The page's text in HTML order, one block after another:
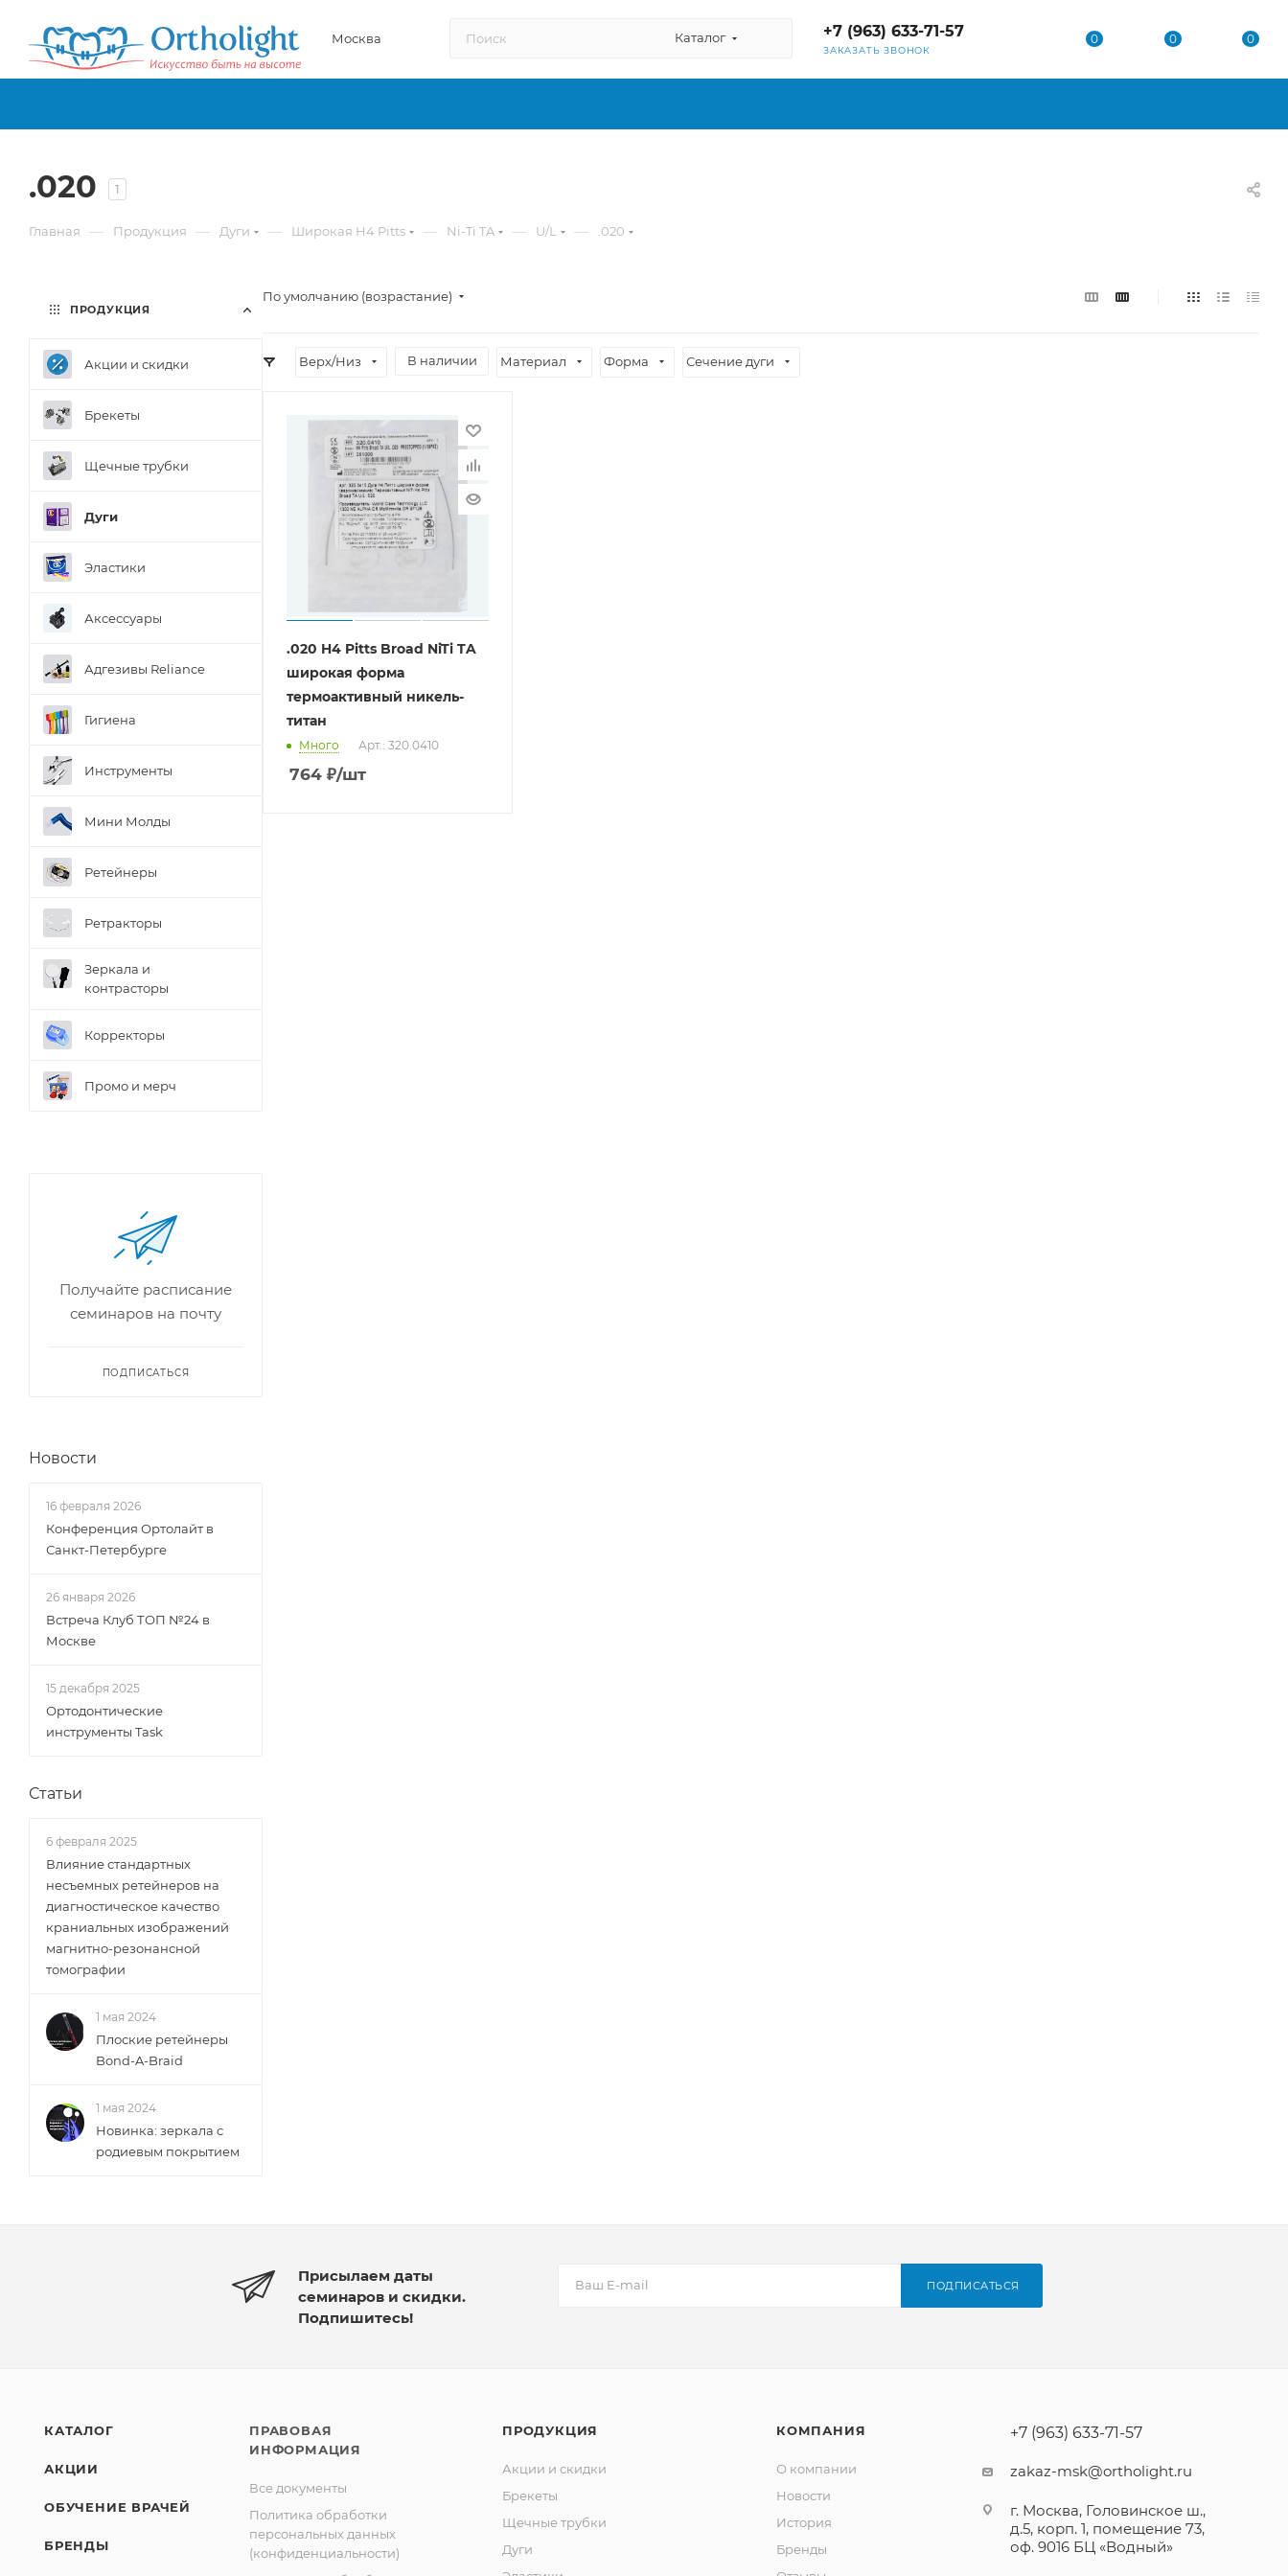
Москва Каталог +7 (963) 633-71-57
ЗАКАЗАТЬ ЗВОНОК
0 0 0
.020 1
Главная — Продукция — Дуги — Широкая H4 Pitts — Ni-Ti TA — U/L — .020
По умолчанию (возрастание)
Верх/Низ В наличии Материал Форма Сечение дуги
.020 H4 Pitts Broad NiTi TA
широкая форма
термоактивный никель-
титан
Много Арт.: 320.0410
764 ₽/шт
ПРОДУКЦИЯ
Акции и скидки
Брекеты
Щечные трубки
Дуги
Эластики
Аксессуары
Адгезивы Reliance
Гигиена
Инструменты
Мини Молды
Ретейнеры
Ретракторы
Зеркала и
контраcторы
Корректоры
Промо и мерч
Получайте расписание
семинаров на почту
ПОДПИСАТЬСЯ
Новости
16 февраля 2026
Конференция Ортолайт в
Санкт-Петербурге
26 января 2026
Встреча Клуб ТОП №24 в
Москве
15 декабря 2025
Ортодонтические
инструменты Task
Статьи
6 февраля 2025
Влияние стандартных
несъемных ретейнеров на
диагностическое качество
краниальных изображений
магнитно-резонансной
томографии
1 мая 2024
Плоские ретейнеры
Bond-A-Braid
1 мая 2024
Новинка: зеркала с
родиевым покрытием
Присылаем даты
семинаров и скидки.
Подпишитесь!
ПОДПИСАТЬСЯ
КАТАЛОГ
АКЦИИ
ОБУЧЕНИЕ ВРАЧЕЙ
БРЕНДЫ
ПРАВОВАЯ
ИНФОРМАЦИЯ
Все документы
Политика обработки
персональных данных
(конфиденциальности)
ПРОДУКЦИЯ
Акции и скидки
Брекеты
Щечные трубки
Дуги
КОМПАНИЯ
О компании
Новости
История
Бренды
+7 (963) 633-71-57
zakaz-msk@ortholight.ru
г. Москва, Головинское ш.,
д.5, корп. 1, помещение 73,
оф. 9016 БЦ «Водный»